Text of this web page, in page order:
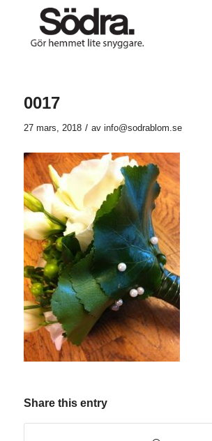
0017
27 mars, 2018 / av info@sodrablom.se
Share this entry